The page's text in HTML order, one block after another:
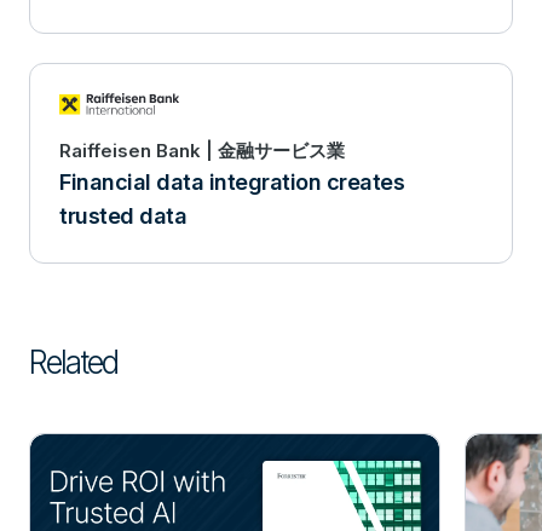
Raiffeisen Bank | 金融サービス業
Financial data integration creates
trusted data
Related